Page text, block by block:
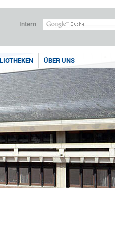
Intern
ÜBER UNS